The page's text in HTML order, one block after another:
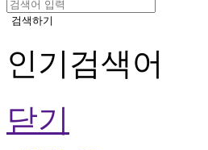
검색하기
인기검색어
닫기